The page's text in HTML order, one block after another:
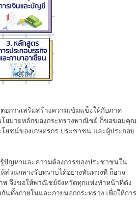
การเสริมสร้างความเข้มแข็งให้กับภาค
โยบายหลักของกระทรวงพาณิชย์ ก็ขอขอบคุณ
ชน์ของเกษตรกร ประชาชน และผู้ประกอบ
ปัญหาและความต้องการของประชาชนใน
วนกลางรับทราบได้อย่างทันท่วงที ก็อาจ
พ จึงขอให้พาณิชย์จังหวัดทุกแห่งทำหน้าที่ดัง
ทั้งภายในและภายนอกกระทรวง เพื่อให้การ